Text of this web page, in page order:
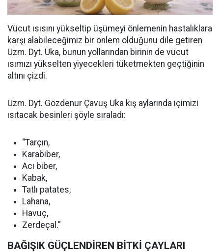
Vücut ısısını yükseltip üşümeyi önlemenin hastalıklara
karşı alabileceğimiz bir önlem olduğunu dile getiren
Uzm. Dyt. Uka, bunun yollarından birinin de vücut
ısımızı yükselten yiyecekleri tüketmekten geçtiğinin
altını çizdi.
Uzm. Dyt. Gözdenur Çavuş Uka kış aylarında içimizi
ısıtacak besinleri şöyle sıraladı:
“Tarçın,
Karabiber,
Acı biber,
Kabak,
Tatlı patates,
Lahana,
Havuç,
Zerdeçal.”
BAĞIŞIK GÜÇLENDİREN BİTKİ ÇAYLARI